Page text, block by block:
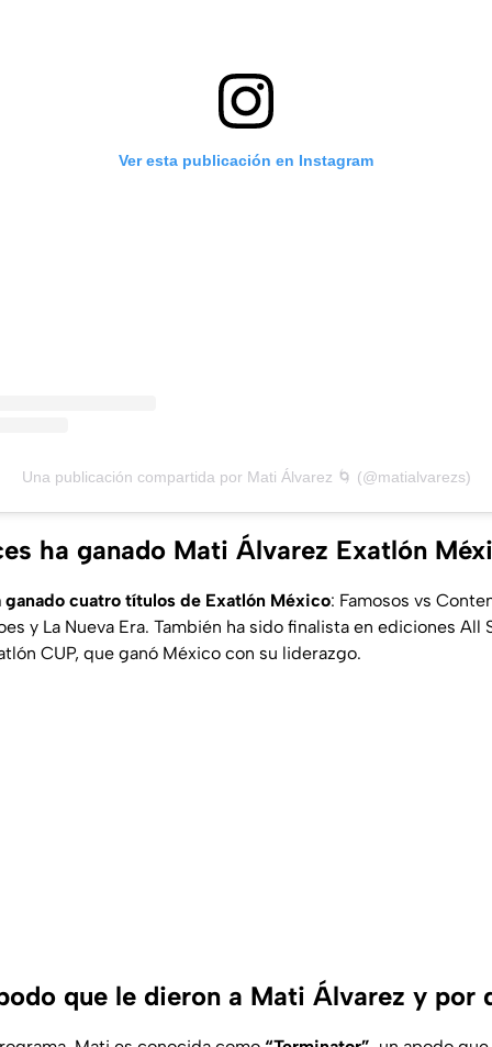
Ver esta publicación en Instagram
Una publicación compartida por Mati Álvarez 🌀 (@matialvarezs)
ha ganado Mati Álvarez Exatlón
ganado cuatro títulos de Exatlón México: Famosos vs
y La Nueva Era. También ha sido finalista en ediciones All
CUP, que ganó México con su liderazgo.
que le dieron a Mati Álvarez y por